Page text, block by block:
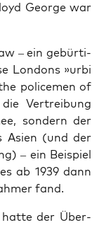
Geor­ge war
– ein gebür­ti­
Lon­dons »urbi
poli­ce­men of
Ver­trei­bung
son­dern der
Asi­en (und der
– ein Bei­spiel
ab 1939 dann
fand.
hat­te der Über­